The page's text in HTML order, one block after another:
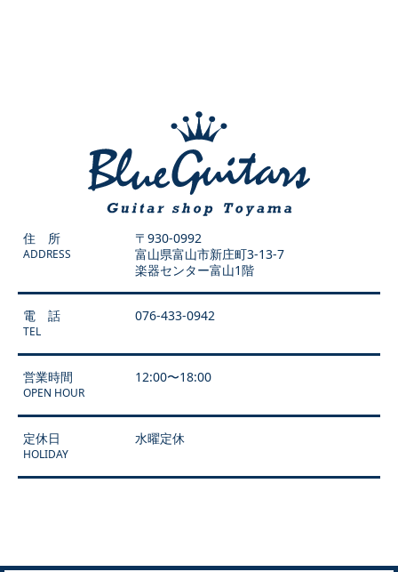
住 所
ADDRESS
〒930-0992
富山県富山市新庄町3-13-7
楽器センター富山1階
電 話
TEL
076-433-0942
営業時間
OPEN HOUR
12:00〜18:00
定休日
HOLIDAY
水曜定休